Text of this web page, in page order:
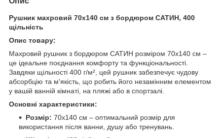
Рушник махровий 70x140 см з бордюром САТИН, 400
щільність
Опис товару:
Махровий рушник з бордюром САТИН розміром 70x140 см –
це ідеальне поєднання комфорту та функціональності.
Завдяки щільності 400 г/м², цей рушник забезпечує чудову
абсорбцію та м'якість, що робить його незамінним елементом
у вашій ванній кімнаті, на пляжі або в спортзалі.
Основні характеристики:
Розмір: 70x140 см – оптимальний розмір для
використання після ванни, душу або тренувань.